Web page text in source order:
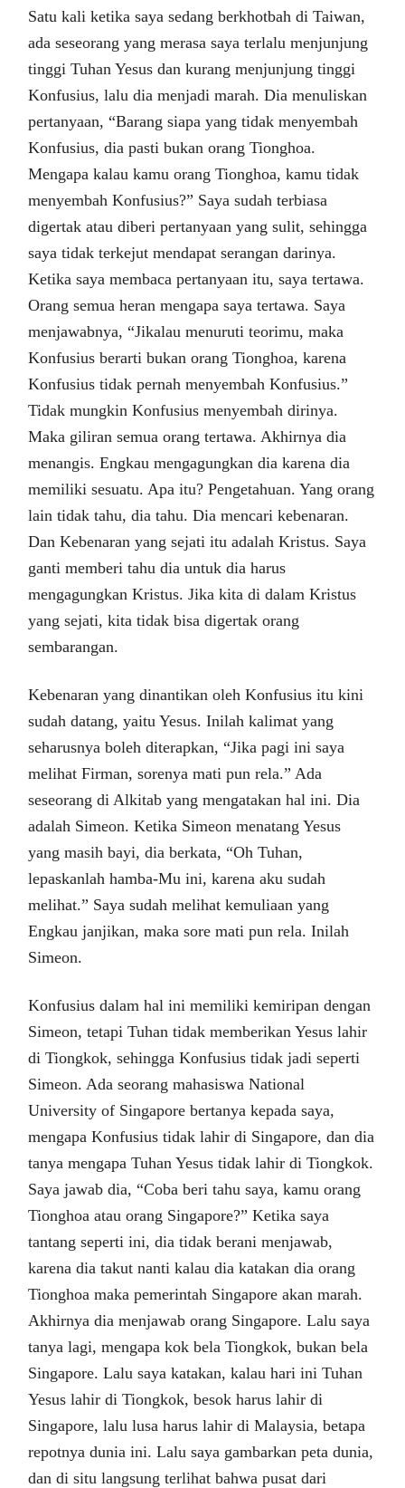
Satu kali ketika saya sedang berkhotbah di Taiwan,
ada seseorang yang merasa saya terlalu menjunjung
tinggi Tuhan Yesus dan kurang menjunjung tinggi
Konfusius, lalu dia menjadi marah. Dia menuliskan
pertanyaan, “Barang siapa yang tidak menyembah
Konfusius, dia pasti bukan orang Tionghoa.
Mengapa kalau kamu orang Tionghoa, kamu tidak
menyembah Konfusius?” Saya sudah terbiasa
digertak atau diberi pertanyaan yang sulit, sehingga
saya tidak terkejut mendapat serangan darinya.
Ketika saya membaca pertanyaan itu, saya tertawa.
Orang semua heran mengapa saya tertawa. Saya
menjawabnya, “Jikalau menuruti teorimu, maka
Konfusius berarti bukan orang Tionghoa, karena
Konfusius tidak pernah menyembah Konfusius.”
Tidak mungkin Konfusius menyembah dirinya.
Maka giliran semua orang tertawa. Akhirnya dia
menangis. Engkau mengagungkan dia karena dia
memiliki sesuatu. Apa itu? Pengetahuan. Yang orang
lain tidak tahu, dia tahu. Dia mencari kebenaran.
Dan Kebenaran yang sejati itu adalah Kristus. Saya
ganti memberi tahu dia untuk dia harus
mengagungkan Kristus. Jika kita di dalam Kristus
yang sejati, kita tidak bisa digertak orang
sembarangan.
Kebenaran yang dinantikan oleh Konfusius itu kini
sudah datang, yaitu Yesus. Inilah kalimat yang
seharusnya boleh diterapkan, “Jika pagi ini saya
melihat Firman, sorenya mati pun rela.” Ada
seseorang di Alkitab yang mengatakan hal ini. Dia
adalah Simeon. Ketika Simeon menatang Yesus
yang masih bayi, dia berkata, “Oh Tuhan,
lepaskanlah hamba-Mu ini, karena aku sudah
melihat.” Saya sudah melihat kemuliaan yang
Engkau janjikan, maka sore mati pun rela. Inilah
Simeon.
Konfusius dalam hal ini memiliki kemiripan dengan
Simeon, tetapi Tuhan tidak memberikan Yesus lahir
di Tiongkok, sehingga Konfusius tidak jadi seperti
Simeon. Ada seorang mahasiswa National
University of Singapore bertanya kepada saya,
mengapa Konfusius tidak lahir di Singapore, dan dia
tanya mengapa Tuhan Yesus tidak lahir di Tiongkok.
Saya jawab dia, “Coba beri tahu saya, kamu orang
Tionghoa atau orang Singapore?” Ketika saya
tantang seperti ini, dia tidak berani menjawab,
karena dia takut nanti kalau dia katakan dia orang
Tionghoa maka pemerintah Singapore akan marah.
Akhirnya dia menjawab orang Singapore. Lalu saya
tanya lagi, mengapa kok bela Tiongkok, bukan bela
Singapore. Lalu saya katakan, kalau hari ini Tuhan
Yesus lahir di Tiongkok, besok harus lahir di
Singapore, lalu lusa harus lahir di Malaysia, betapa
repotnya dunia ini. Lalu saya gambarkan peta dunia,
dan di situ langsung terlihat bahwa pusat dari